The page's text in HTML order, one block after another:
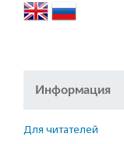
Информация
Для читателей